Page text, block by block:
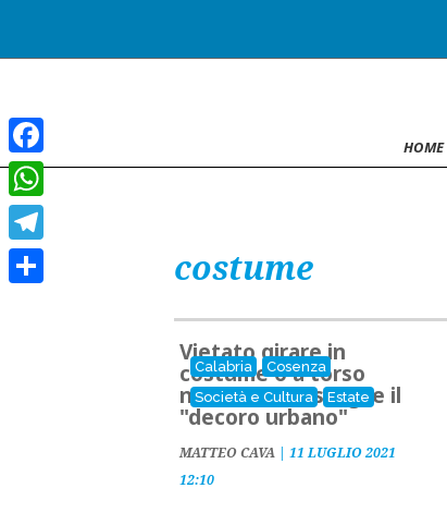
HOME
costume
Calabria
Cosenza
Società e Cultura
Estate
Vietato girare in
costume o a torso
nudo: Scalea sceglie il
"decoro urbano"
MATTEO CAVA | 11 LUGLIO 2021
12:10
Facebook
WhatsApp
Telegram